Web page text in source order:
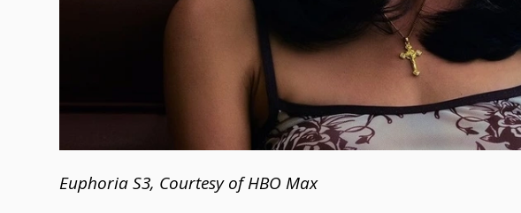
Euphoria S3, Courtesy of HBO Max